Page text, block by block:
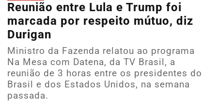
Reunião entre Lula e Trump foi
marcada por respeito mútuo, diz
Durigan
Ministro da Fazenda relatou ao programa
Na Mesa com Datena, da TV Brasil, a
reunião de 3 horas entre os presidentes do
Brasil e dos Estados Unidos, na semana
passada.